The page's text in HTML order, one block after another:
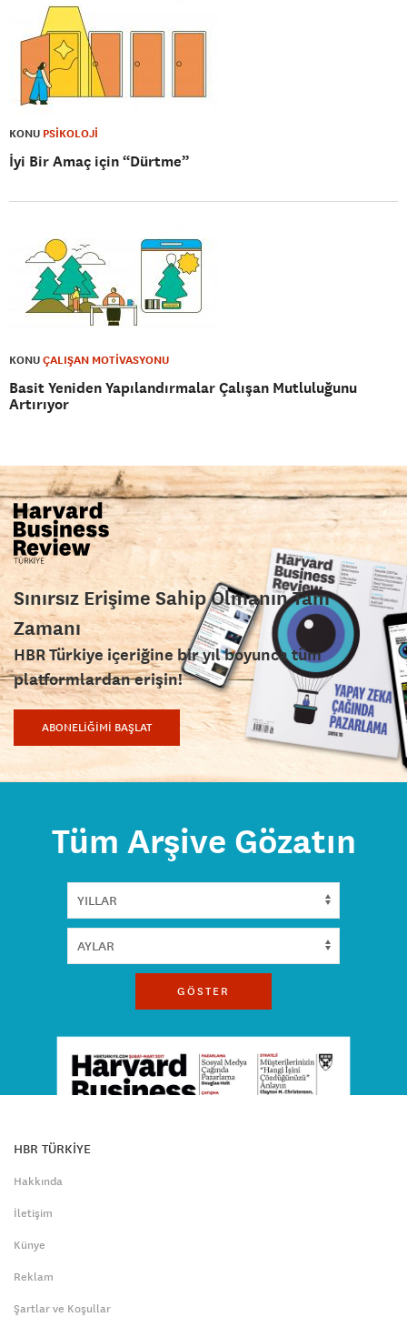
KONU PSİKOLOJİ
İyi Bir Amaç için “Dürtme”
KONUÇALIŞAN MOTİVASYONU
Basit Yeniden Yapılandırmalar Çalışan Mutluluğunu
Artırıyor
Sınırsız Erişime Sahip Olmanın Tam
Zamanı
HBR Türkiye içeriğine bir yıl boyunca tüm
platformlardan erişin!
ABONELİĞİMİ BAŞLAT
Tüm Arşive Gözatın
GÖSTER
HBR TÜRKİYE
Hakkında
İletişim
Künye
Reklam
Şartlar ve Koşullar